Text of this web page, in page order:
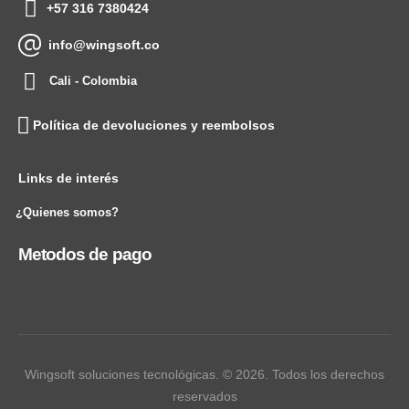
+57 316 7380424
info@wingsoft.co
Cali - Colombia
Política de devoluciones y reembolsos
Links de interés
¿Quienes somos?
Metodos de pago
Wingsoft soluciones tecnológicas. © 2026. Todos los derechos
reservados